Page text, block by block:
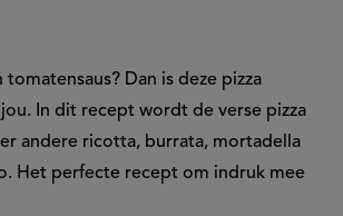
tomatensaus? Dan is deze pizza
In dit recept wordt de verse pizza
andere ricotta, burrata, mortadella
Het perfecte recept om indruk mee